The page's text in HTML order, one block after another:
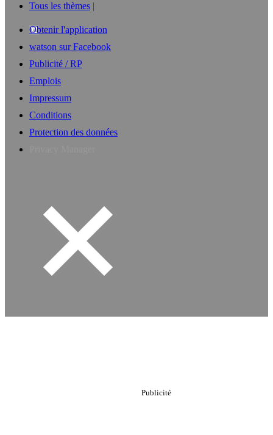
Tous les thèmes
Obtenir l'application
watson sur Facebook
Publicité / RP
Emplois
Impressum
Conditions
Protection des données